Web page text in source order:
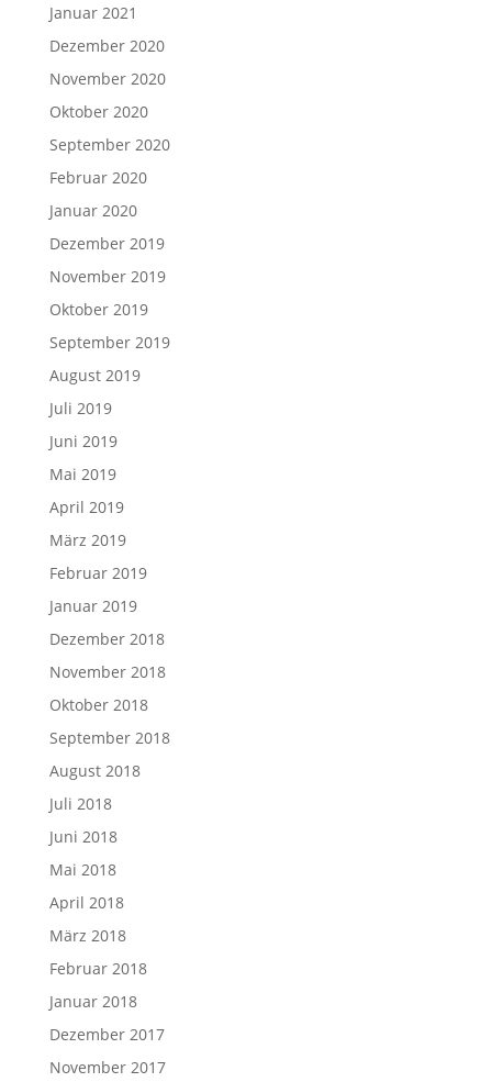
Januar 2021
Dezember 2020
November 2020
Oktober 2020
September 2020
Februar 2020
Januar 2020
Dezember 2019
November 2019
Oktober 2019
September 2019
August 2019
Juli 2019
Juni 2019
Mai 2019
April 2019
März 2019
Februar 2019
Januar 2019
Dezember 2018
November 2018
Oktober 2018
September 2018
August 2018
Juli 2018
Juni 2018
Mai 2018
April 2018
März 2018
Februar 2018
Januar 2018
Dezember 2017
November 2017